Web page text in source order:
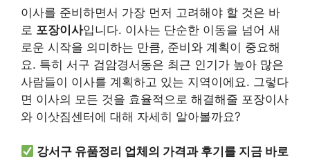
이사를 준비하면서 가장 먼저 고려해야 할 것은 바
로 포장이사입니다. 이사는 단순한 이동을 넘어 새
로운 시작을 의미하는 만큼, 준비와 계획이 중요해
요. 특히 서구 검암경서동은 최근 인기가 높아 많은
사람들이 이사를 계획하고 있는 지역이에요. 그렇다
면 이사의 모든 것을 효율적으로 해결해줄 포장이사
와 이삿짐센터에 대해 자세히 알아볼까요?
강서구 유품정리 업체의 가격과 후기를 지금 바로